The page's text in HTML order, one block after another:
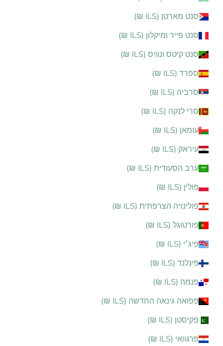
סנט מארטן (ILS ₪)
סנט פייר ומיקלון (ILS ₪)
סנט קיטס ונוויס (ILS ₪)
ספרד (ILS ₪)
סרביה (ILS ₪)
סרי לנקה (ILS ₪)
עומאן (ILS ₪)
עיראק (ILS ₪)
ערב הסעודית (ILS ₪)
פולין (ILS ₪)
פולינזיה הצרפתית (ILS ₪)
פורטוגל (ILS ₪)
פיג׳י (ILS ₪)
פינלנד (ILS ₪)
פנמה (ILS ₪)
פפואה גינאה החדשה (ILS ₪)
פקיסטן (ILS ₪)
פרגוואי (ILS ₪)